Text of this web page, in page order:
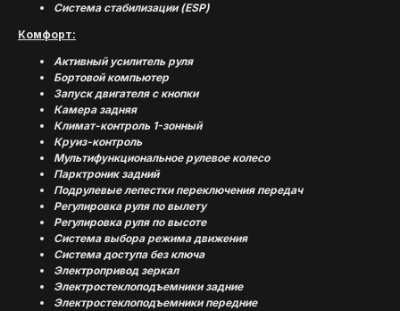
Система стабилизации (ESP)
Комфорт:
Активный усилитель руля
Бортовой компьютер
Запуск двигателя с кнопки
Камера задняя
Климат-контроль 1-зонный
Круиз-контроль
Мультифункциональное рулевое колесо
Парктроник задний
Подрулевые лепестки переключения передач
Регулировка руля по вылету
Регулировка руля по высоте
Система выбора режима движения
Система доступа без ключа
Электропривод зеркал
Электростеклоподъемники задние
Электростеклоподъемники передние